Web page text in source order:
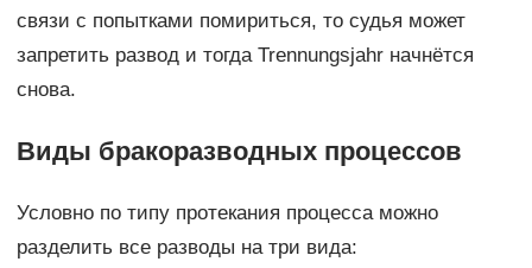
связи с попытками помириться, то судья может
запретить развод и тогда Trennungsjahr начнётся
снова.
Виды бракоразводных процессов
Условно по типу протекания процесса можно
разделить все разводы на три вида: